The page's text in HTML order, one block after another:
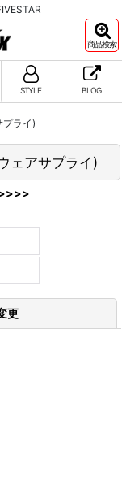
商品検索
STYLE BLOG
プライ)
ェアサプライ)
更